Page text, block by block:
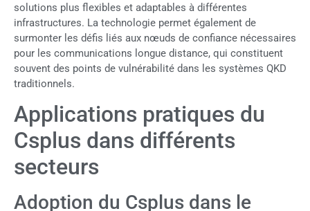
solutions plus flexibles et adaptables à différentes
infrastructures. La technologie permet également de
surmonter les défis liés aux nœuds de confiance nécessaires
pour les communications longue distance, qui constituent
souvent des points de vulnérabilité dans les systèmes QKD
traditionnels.
Applications pratiques du
Csplus dans différents
secteurs
Adoption du Csplus dans le